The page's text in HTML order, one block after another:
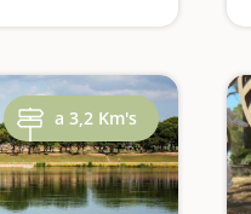
a 3,2 Km's